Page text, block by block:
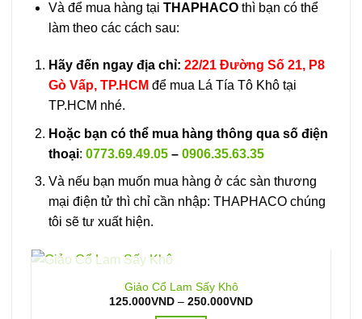
Và để mua hàng tại THAPHACOthì bạn có thể
làm theo các cách sau:
Hãy đến ngay địa chỉ: 22/21 Đường Số 21, P8
Gò Vấp, TP.HCM để mua Lá Tía Tô Khô tại
TP.HCM nhé.
Hoặc bạn có thể mua hàng thông qua số điện
thoại: 0773.69.49.05– 0906.35.63.35
Và nếu bạn muốn mua hàng ở các sàn thương
mại điện tử thì chỉ cần nhập: THAPHACO chúng
tôi sẽ tư xuất hiện.
HẾT HÀNG
Giảo Cổ Lam Sấy Khô
125.000VND – 250.000VNDKhoảng